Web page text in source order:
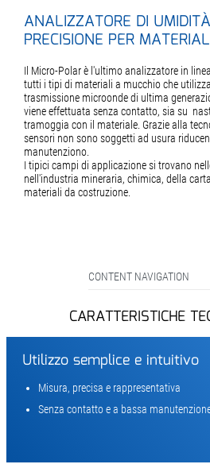
ANALIZZATORE DI
PRECISIONE PER
Il Micro-Polar è l'ultimo analizzatore in
tutti i tipi di materiali a mucchio che
trasmissione microonde di ultima
viene effettuata senza contatto, sia su
tramoggia con il materiale. Grazie alla
sensori non sono soggetti ad usura
manutenziono.
I tipici campi di applicazione si trovano
nell'industria mineraria, chimica, della
materiali da costruzione.
CONTENT NAVIGATION
CARATTERISTICHE
Utilizzo semplice e intuitivo
Misura, precisa e rappresentativa
Senza contatto e a bassa